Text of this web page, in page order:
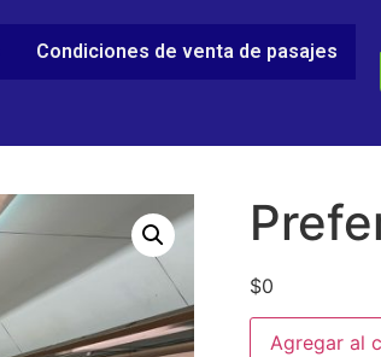
Condiciones de venta de pasajes
$0
Agregar al